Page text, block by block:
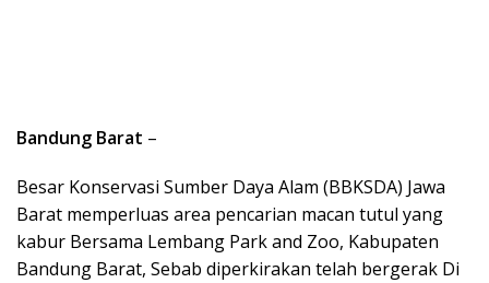
Bandung Barat –
Besar Konservasi Sumber Daya Alam (BBKSDA) Jawa
Barat memperluas area pencarian macan tutul yang
kabur Bersama Lembang Park and Zoo, Kabupaten
Bandung Barat, Sebab diperkirakan telah bergerak Di